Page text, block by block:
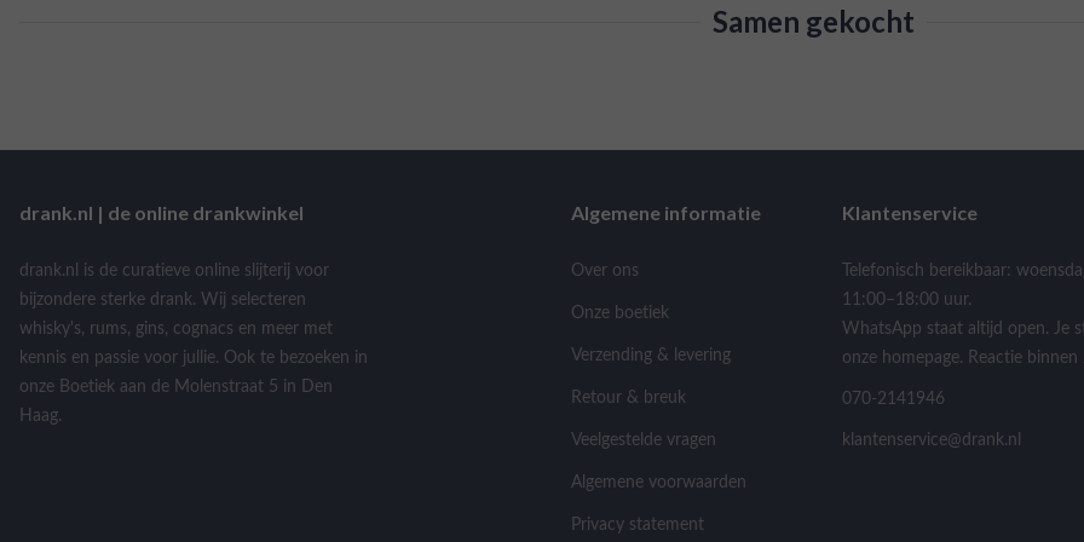
Samen gekocht
drank.nl | de online drankwinkel
drank.nl is de curatieve online slijterij voor
bijzondere sterke drank. Wij selecteren
whisky's, rums, gins, cognacs en meer met
kennis en passie voor jullie. Ook te bezoeken in
onze Boetiek aan de Molenstraat 5 in Den
Haag.
Algemene informatie
Over ons
Onze boetiek
Verzending & levering
Retour & breuk
Veelgestelde vragen
Algemene voorwaarden
Privacy statement
Klantenservice
Telefonisch bereikbaar:
11:00–18:00 uur.
WhatsApp staat altijd open. Je
onze homepage. Reactie
070-2141946
klantenservice@drank.nl